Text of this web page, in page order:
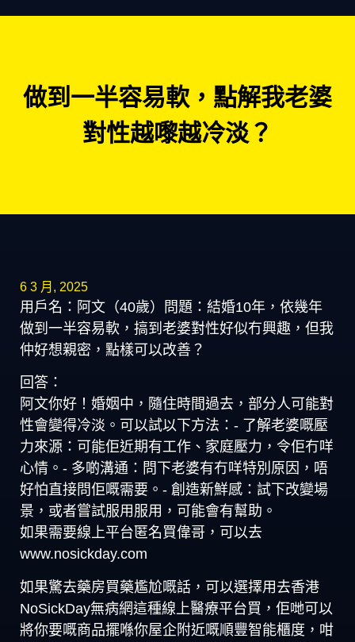
做到一半容易軟，點解我老婆
對性越嚟越冷淡？
6 3 月, 2025
用戶名：阿文（40歲）問題：結婚10年，依幾年
做到一半容易軟，搞到老婆對性好似冇興趣，但我
仲好想親密，點樣可以改善？
回答：
阿文你好！婚姻中，隨住時間過去，部分人可能對
性會變得冷淡。可以試以下方法：- 了解老婆嘅壓
力來源：可能佢近期有工作、家庭壓力，令佢冇咩
心情。- 多啲溝通：問下老婆有冇咩特別原因，唔
好怕直接問佢嘅需要。- 創造新鮮感：試下改變場
景，或者嘗試服用服用，可能會有幫助。
如果需要線上平台匿名買偉哥，可以去
www.nosickday.com
如果驚去藥房買藥尷尬嘅話，可以選擇用去香港
NoSickDay無病網這種線上醫療平台買，佢哋可以
將你要嘅商品擺喺你屋企附近嘅順豐智能櫃度，咁